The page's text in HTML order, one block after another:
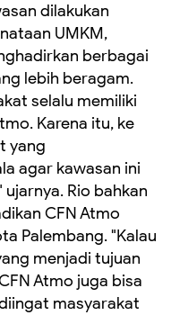
dilakukan
UMKM,
berbagai
lebih beragam.
selalu memiliki
Karena itu, ke
yang
agar kawasan ini
Rio bahkan
CFN Atmo
Palembang. "Kalau
menjadi tujuan
Atmo juga bisa
masyarakat